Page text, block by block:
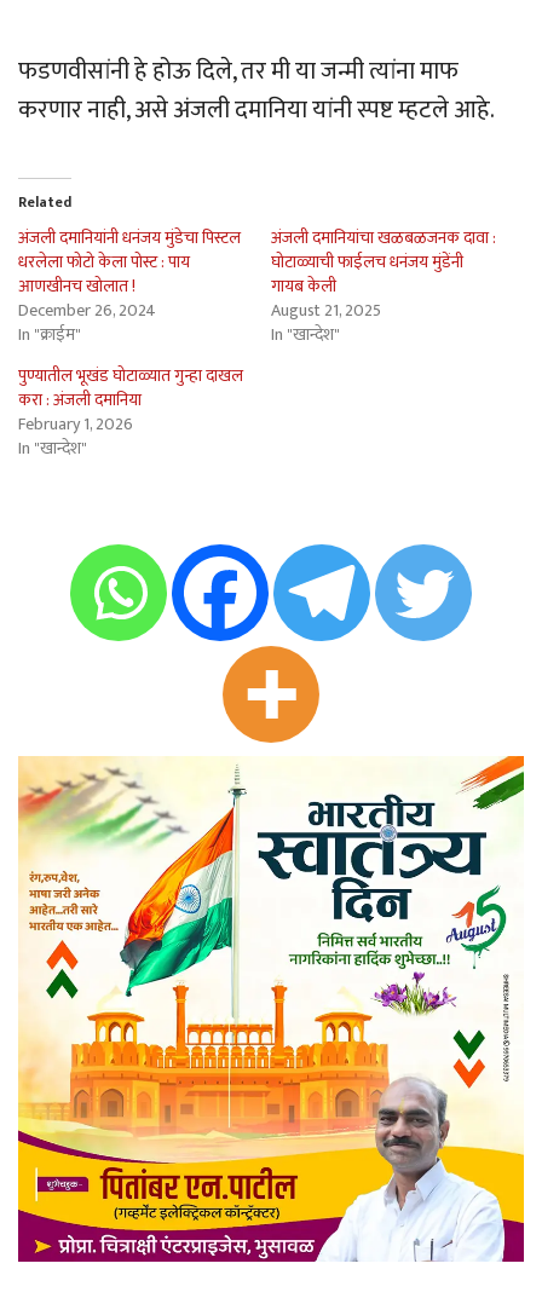
फडणवीसांनी हे होऊ दिले, तर मी या जन्मी त्यांना माफ
करणार नाही, असे अंजली दमानिया यांनी स्पष्ट म्हटले आहे.
Related
अंजली दमानियांनी धनंजय मुंडेचा पिस्टल
धरलेला फोटो केला पोस्ट : पाय
आणखीनच खोलात !
December 26, 2024
In "क्राईम"
अंजली दमानियांचा खळबळजनक दावा :
घोटाळ्याची फाईलच धनंजय मुंडेंनी
गायब केली
August 21, 2025
In "खान्देश"
पुण्यातील भूखंड घोटाळ्यात गुन्हा दाखल
करा : अंजली दमानिया
February 1, 2026
In "खान्देश"